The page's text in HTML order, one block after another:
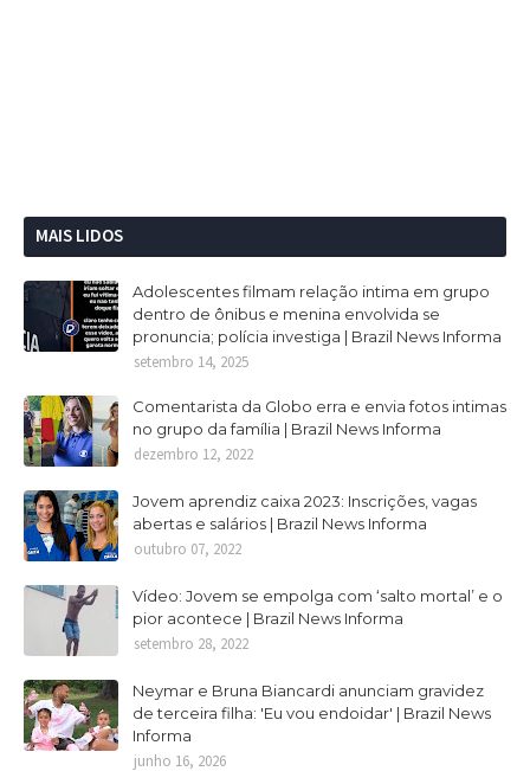
MAIS LIDOS
Adolescentes filmam relação intima em grupo
dentro de ônibus e menina envolvida se
pronuncia; polícia investiga | Brazil News Informa
setembro 14, 2025
Comentarista da Globo erra e envia fotos intimas
no grupo da família | Brazil News Informa
dezembro 12, 2022
Jovem aprendiz caixa 2023: Inscrições, vagas
abertas e salários | Brazil News Informa
outubro 07, 2022
Vídeo: Jovem se empolga com ‘salto mortal’ e o
pior acontece | Brazil News Informa
setembro 28, 2022
Neymar e Bruna Biancardi anunciam gravidez
de terceira filha: 'Eu vou endoidar' | Brazil News
Informa
junho 16, 2026